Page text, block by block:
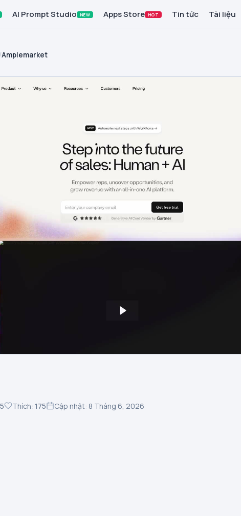
AI Prompt Studio NEW Apps Store HOT Tin tức Tài liệu
/Amplemarket
5 Thích: 175 Cập nhật: 8 Tháng 6, 2026